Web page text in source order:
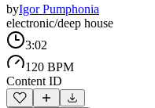
byIgor Pumphonia
electronic/deep house
3:02
120 BPM
Content ID